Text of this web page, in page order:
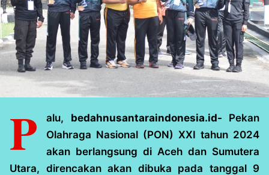
P alu, bedahnusantaraindonesia.id- Pekan
Olahraga Nasional (PON) XXI tahun 2024
akan berlangsung di Aceh dan Sumutera
Utara, direncakan akan dibuka pada tanggal 9